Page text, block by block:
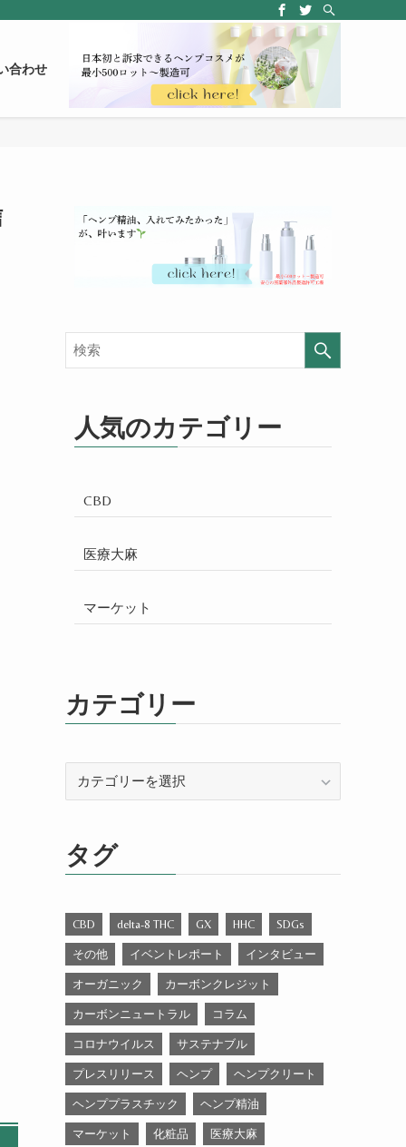
合わせ
人気のカテゴリー
CBD
医療大麻
マーケット
カテゴリー
ー
タグ
CBD delta-8 THC GX HHC SDGs
その他 イベントレポート インタビュー
オーガニック カーボンクレジット
カーボンニュートラル コラム
コロナウイルス サステナブル
プレスリリース ヘンプ ヘンプクリート
ヘンププラスチック ヘンプ精油
マーケット 化粧品 医療大麻